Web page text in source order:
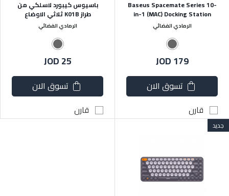
الرمادي الفضائي
Baseus Spacemate Series 10-
in-1 (MAC) Docking Station
JOD 179
تسوق الان
قارن
الرمادي الفضائي
باسيوس كيبورد لاسلكي من
طراز K01B ثلاثي الاوضاع
JOD 25
تسوق الان
قارن
جديد